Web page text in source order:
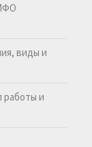
виды и
работы и